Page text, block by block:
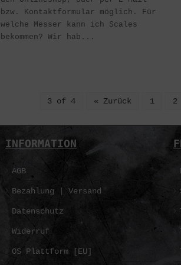
bzw. Kontaktformular möglich. Für
welche Messer kann ich Scales
bekommen? Wir hab...
3 of 4 « Zurück 1 2
INFORMATION
AGB
Bezahlung | Versand
Datenschutz
Widerruf
OS Plattform [EU]